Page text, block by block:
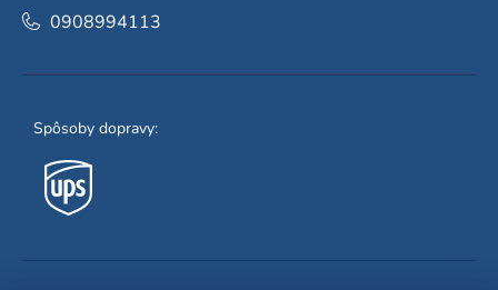
0908994113
Spôsoby dopravy: